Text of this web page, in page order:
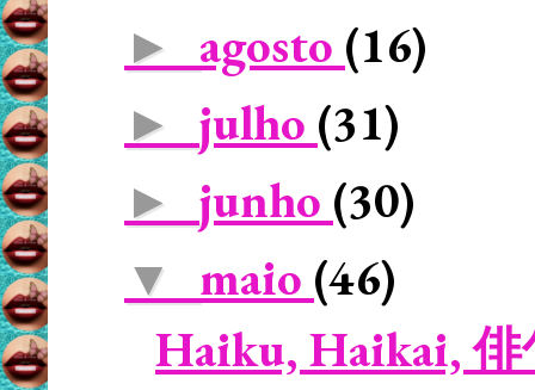
► agosto (16)
► julho (31)
► junho (30)
▼ maio (46)
Haiku, Haikai,